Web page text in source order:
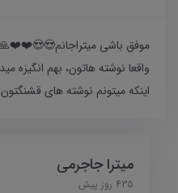
موفق باشی
واقعا نوشته هاتون، بهم انگیزه
اینکه میتونم نوشته های قشنگتون
میترا جاجرمی
435 روز پیش